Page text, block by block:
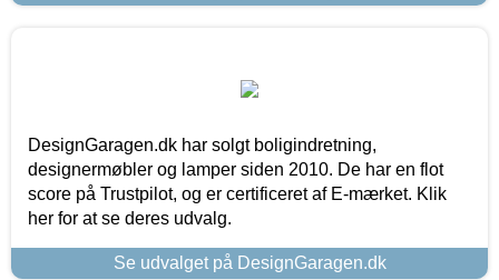
DesignGaragen.dk har solgt boligindretning,
designermøbler og lamper siden 2010. De har en flot
score på Trustpilot, og er certificeret af E-mærket. Klik
her for at se deres udvalg.
Se udvalget på DesignGaragen.dk